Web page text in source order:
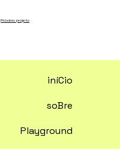
Próximo projeto
iníCio
soBre
Playground